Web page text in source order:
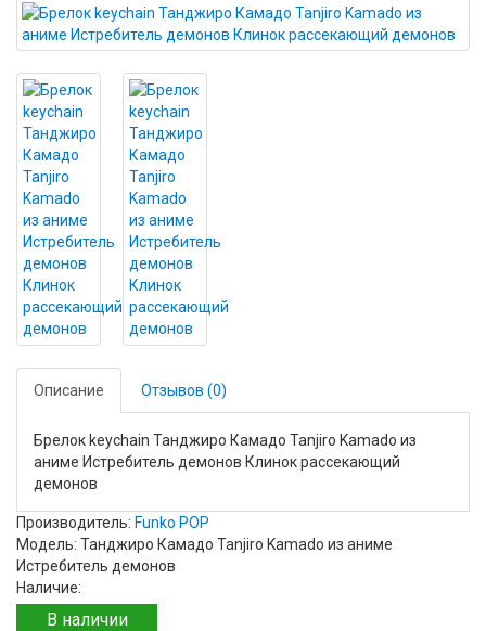
Описание Отзывов (0)
Брелок keychain Танджиро Камадо Tanjiro Kamado из
аниме Истребитель демонов Клинок рассекающий
демонов
Производитель: Funko POP
Модель: Танджиро Камадо Tanjiro Kamado из аниме
Истребитель демонов
Наличие:
В наличии